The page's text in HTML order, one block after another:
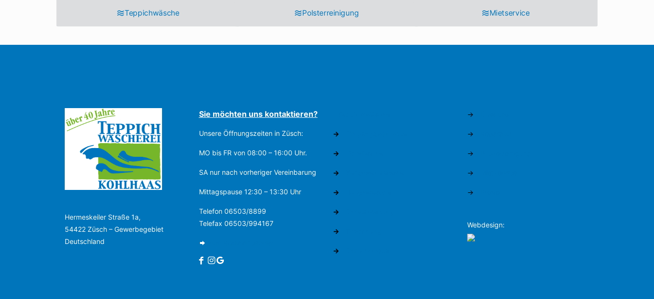
Teppichwäsche Polsterreinigung Mietservice
Hermeskeiler Straße 1a,
54422 Züsch – Gewerbegebiet
Deutschland
Sie möchten uns kontaktieren?
Unsere Öffnungszeiten in Züsch:
MO bis FR von 08:00 – 16:00 Uhr.
SA nur nach vorheriger Vereinbarung
Mittagspause 12:30 – 13:30 Uhr
Telefon 06503/8899
Telefax 06503/994167
→
→
→
→
→
→
→
→
→
→
→
→
Webdesign: